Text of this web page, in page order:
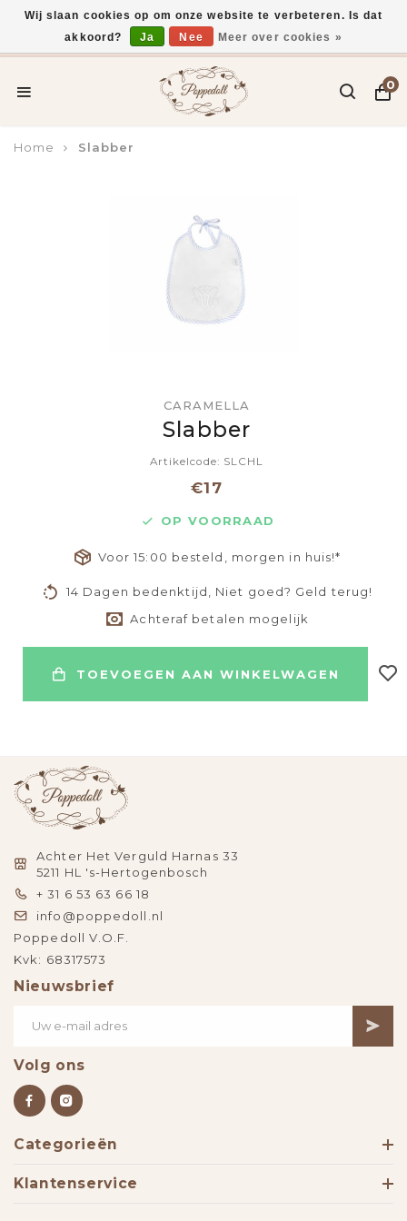
Voor 15:00 uur besteld, vandaag verzonden*
0
Home Slabber
CARAMELLA
Slabber
Artikelcode: SLCHL
€17
OP VOORRAAD
Voor 15:00 besteld, morgen in huis!*
14 Dagen bedenktijd, Niet goed? Geld terug!
Achteraf betalen mogelijk
TOEVOEGEN AAN WINKELWAGEN
Achter Het Verguld Harnas 33
5211 HL 's-Hertogenbosch
+ 31 6 53 63 66 18
info@poppedoll.nl
Poppedoll V.O.F.
Kvk: 68317573
Nieuwsbrief
Volg ons
Categorieën
Klantenservice
Wij slaan cookies op om onze website te verbeteren. Is dat
akkoord?
Ja Nee Meer over cookies »